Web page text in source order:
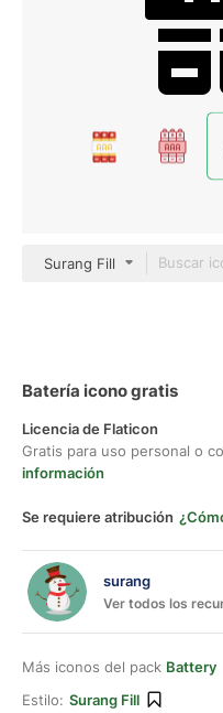
Surang Fill
Batería icono gratis
Licencia de Flaticon
Gratis para uso personal o
información
Se requiere atribución
surang
Ver todos los
Más iconos del pack Battery
Estilo: Surang Fill